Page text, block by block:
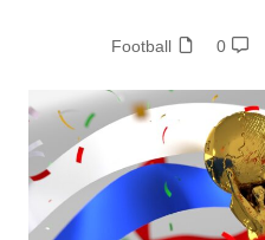
0
Football